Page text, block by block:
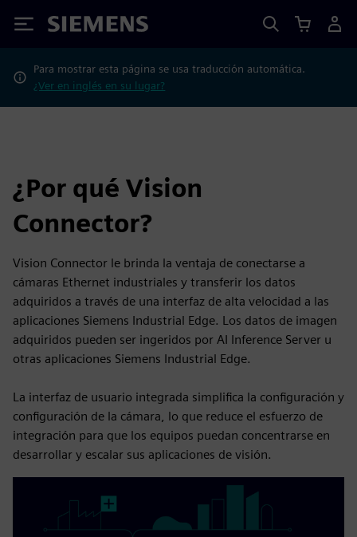
Siemens
Para mostrar esta página se usa traducción automática.
¿Ver en inglés en su lugar?
¿Por qué Vision
Connector?
Vision Connector le brinda la ventaja de conectarse a
cámaras Ethernet industriales y transferir los datos
adquiridos a través de una interfaz de alta velocidad a las
aplicaciones Siemens Industrial Edge. Los datos de imagen
adquiridos pueden ser ingeridos por AI Inference Server u
otras aplicaciones Siemens Industrial Edge.
La interfaz de usuario integrada simplifica la configuración y
configuración de la cámara, lo que reduce el esfuerzo de
integración para que los equipos puedan concentrarse en
desarrollar y escalar sus aplicaciones de visión.